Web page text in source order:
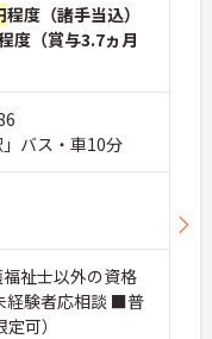
程度（諸手当込）
度（賞与3.7ヵ月
バス・車10分
祉士以外の資格
経験者応相談 ■普
可）